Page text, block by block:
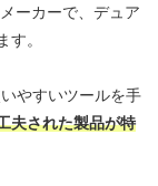
ーカーで、デュア
。
やすいツールを手
夫された製品が特